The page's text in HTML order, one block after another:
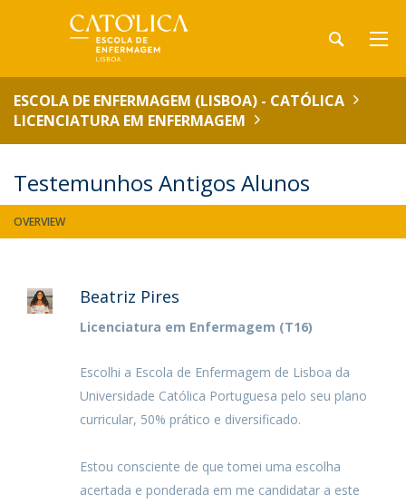
ESCOLA DE ENFERMAGEM (LISBOA) - CATÓLICA
LICENCIATURA EM ENFERMAGEM
Testemunhos Antigos Alunos
OVERVIEW
Beatriz Pires
Licenciatura em Enfermagem (T16)
Escolhi a Escola de Enfermagem de Lisboa da
Universidade Católica Portuguesa pelo seu plano
curricular, 50% prático e diversificado.
Estou consciente de que tomei uma escolha
acertada e ponderada em me candidatar a este